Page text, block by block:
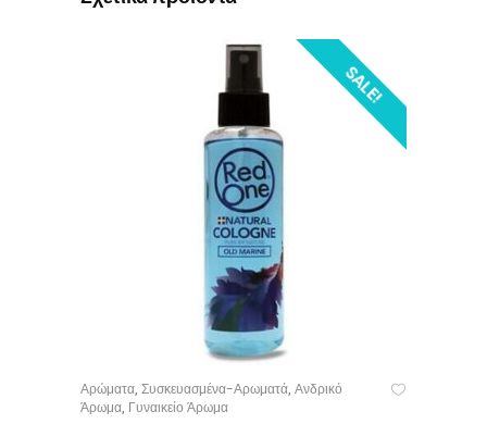
SALE!
ΠΡΟΣΘΉΚΗ ΣΤΟ ΚΑΛΆΘΙ
Αρώματα, Συσκευασμένα-Αρωματά, Ανδρικό
Άρωμα, Γυναικείο Άρωμα